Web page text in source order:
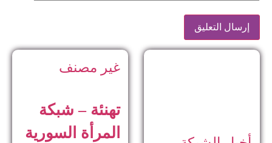
غير مصنف
تهنئة – شبكة
المرأة السورية